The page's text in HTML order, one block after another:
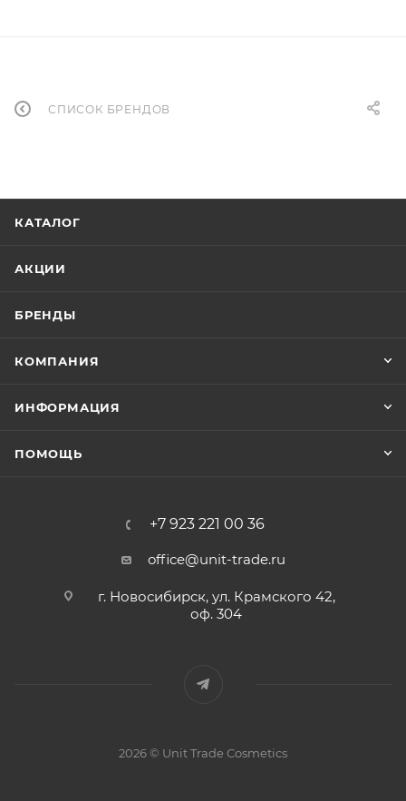
СПИСОК БРЕНДОВ
КАТАЛОГ
АКЦИИ
БРЕНДЫ
КОМПАНИЯ
ИНФОРМАЦИЯ
ПОМОЩЬ
+7 923 221 00 36
office@unit-trade.ru
г. Новосибирск, ул. Крамского 42,
оф. 304
2026 © Unit Trade Cosmetics